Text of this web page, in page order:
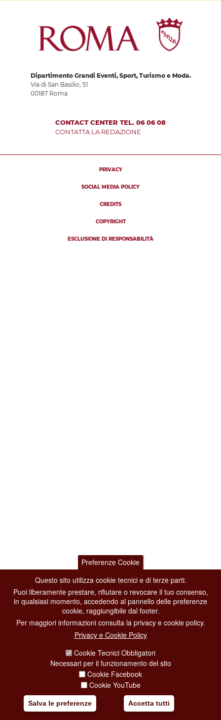
Dipartimento Grandi Eventi, Sport, Turismo e Moda.
Via di San Basilio, 51
00187 Roma
CONTACT CENTER TEL. 06 06 08
CONTATTA LA REDAZIONE
PRIVACY
SOCIAL MEDIA POLICY
CREDITS
COPYRIGHT
ESCLUSIONE DI RESPONSABILITÀ
Preferenze Cookie
Questo sito utilizza cookie tecnici e di terze parti.
Puoi liberamente prestare, rifiutare o revocare il tuo consenso,
in qualsiasi momento, accedendo al pannello delle preferenze
cookie, raggiungibile dal footer.
Per maggiori informazioni consulta la privacy e cookie policy.
Privacy e Cookie Policy
Cookie Tecnici Obbligatori
Necessari per il funzionamento del sito
Cookie Facebook
Cookie YouTube
Salva le preferenze Accetta tutti